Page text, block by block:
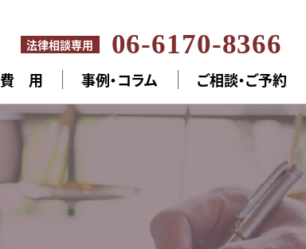
費 用 事例・コラム ご相談・ご予約
法律相談専用 06-6170-8366